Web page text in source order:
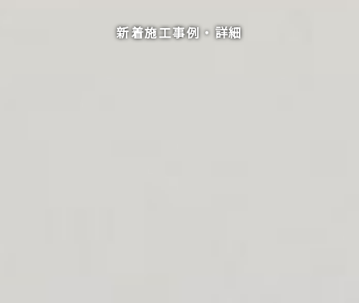
新着施工事例・詳細